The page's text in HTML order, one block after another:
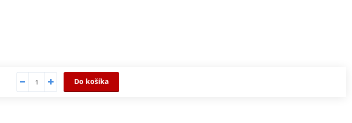
Do košíka